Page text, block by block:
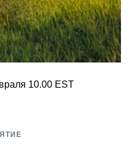
10.00 EST